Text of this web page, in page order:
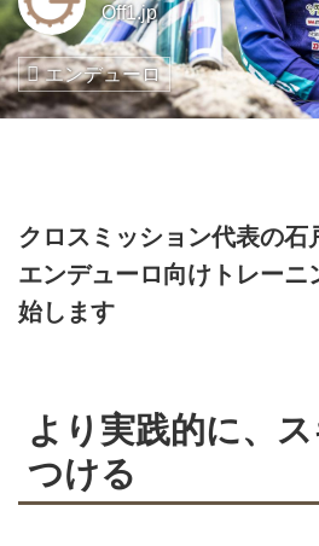
Off1.jp
エンデューロ
クロスミッション代表の石
エンデューロ向けトレーニ
始します
より実践的に、
つける